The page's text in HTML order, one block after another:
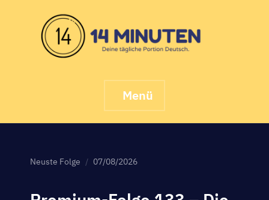
content
Menü
Neuste Folge 07/08/2026